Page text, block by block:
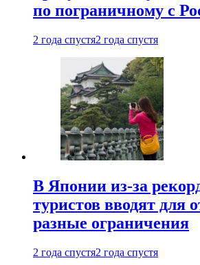
по пограничному с
2 года спустя2 года спустя
В Японии из-за
туристов вводят для
разные ограничения
2 года спустя2 года спустя